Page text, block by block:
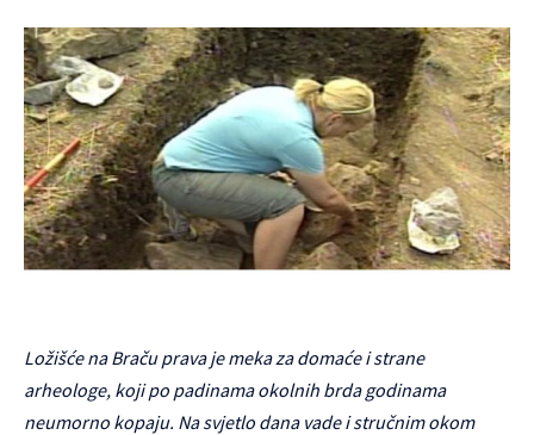
Ložišće na Braču prava je meka za domaće i strane
arheologe, koji po padinama okolnih brda godinama
neumorno kopaju. Na svjetlo dana vade i stručnim okom